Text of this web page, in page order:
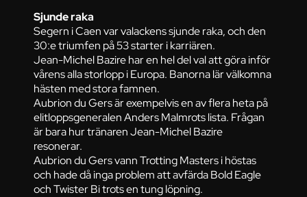
Sjunde raka
Segern i Caen var valackens sjunde raka, och den
30:e triumfen på 53 starter i karriären.
Jean-Michel Bazire har en hel del val att göra inför
vårens alla storlopp i Europa. Banorna lär välkomna
hästen med stora famnen.
Aubrion du Gers är exempelvis en av flera heta på
elitloppsgeneralen Anders Malmrots lista. Frågan
är bara hur tränaren Jean-Michel Bazire
resonerar.
Aubrion du Gers vann Trotting Masters i höstas
och hade då inga problem att avfärda Bold Eagle
och Twister Bi trots en tung löpning.